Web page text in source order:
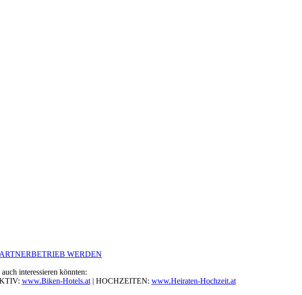
WERDEN
interessieren könnten:
www.Biken-Hotels.at| HOCHZEITEN: www.Heiraten-Hochzeit.at